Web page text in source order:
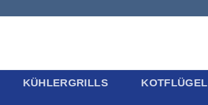
KÜHLERGRILLS KOTFLÜGEL